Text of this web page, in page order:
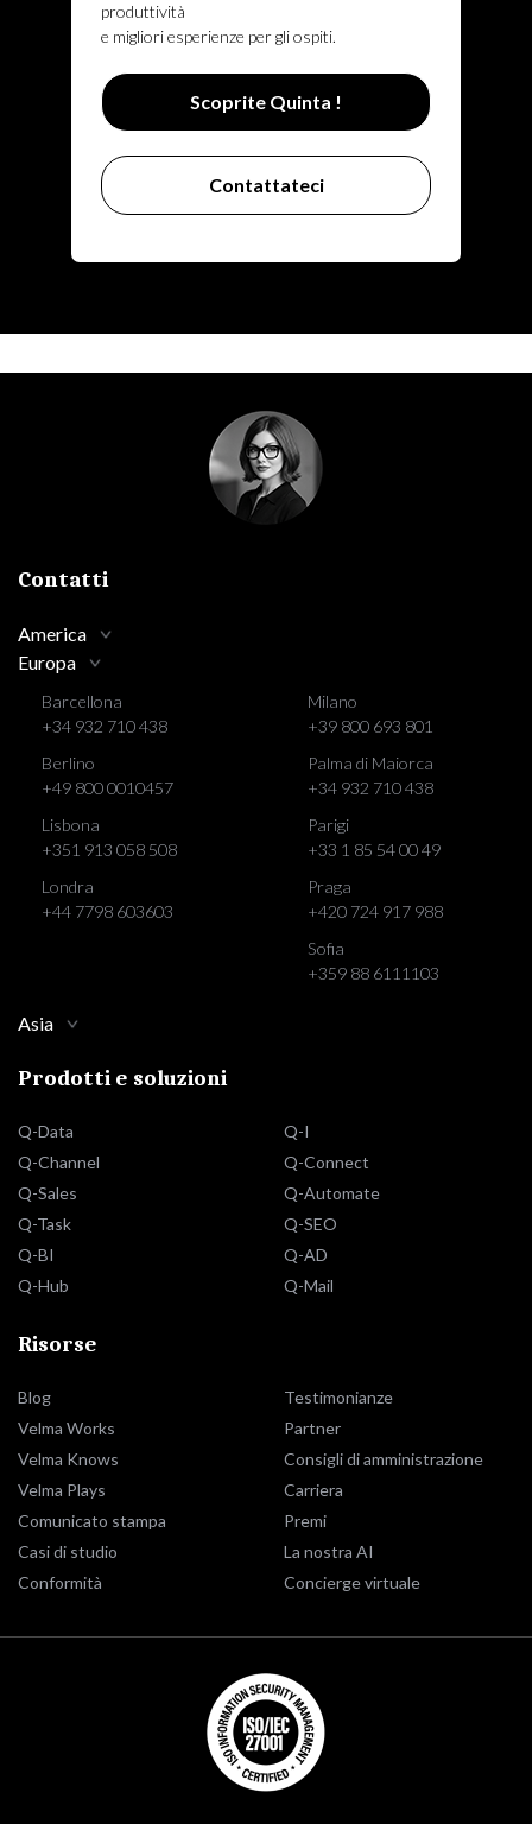
produttività
e migliori esperienze per gli ospiti.
Scoprite Quinta !
Contattateci
Contatti
America
Europa
Barcellona
+34 932 710 438
Berlino
+49 800 0010457
Lisbona
+351 913 058 508
Londra
+44 7798 603603
Milano
+39 800 693 801
Palma di Maiorca
+34 932 710 438
Parigi
+33 1 85 54 00 49
Praga
+420 724 917 988
Sofia
+359 88 6111103
Asia
Prodotti e soluzioni
Q-Data
Q-Channel
Q-Sales
Q-Task
Q-BI
Q-Hub
Q-I
Q-Connect
Q-Automate
Q-SEO
Q-AD
Q-Mail
Risorse
Blog
Velma Works
Velma Knows
Velma Plays
Comunicato stampa
Casi di studio
Conformità
Testimonianze
Partner
Consigli di amministrazione
Carriera
Premi
La nostra AI
Concierge virtuale